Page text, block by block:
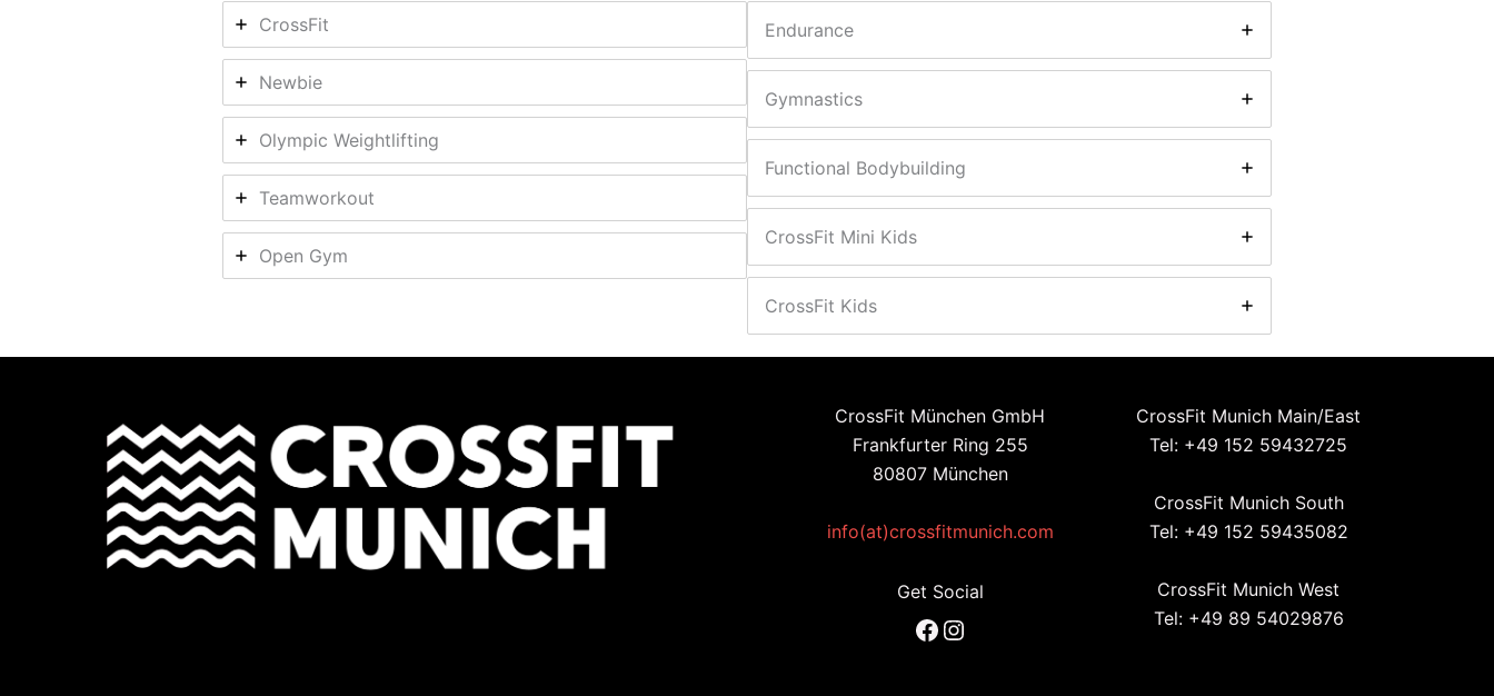
CrossFit
Newbie
Olympic Weightlifting
Teamworkout
Open Gym
Endurance
Gymnastics
Functional Bodybuilding
CrossFit Mini Kids
CrossFit Kids
CrossFit München GmbH
Frankfurter Ring 255
80807 München
info(at)crossfitmunich.com
Get Social
Facebook
Instagram
CrossFit Munich Main/East
Tel: +49 152 59432725
CrossFit Munich South
Tel: +49 152 59435082
CrossFit Munich West
Tel: +49 89 54029876